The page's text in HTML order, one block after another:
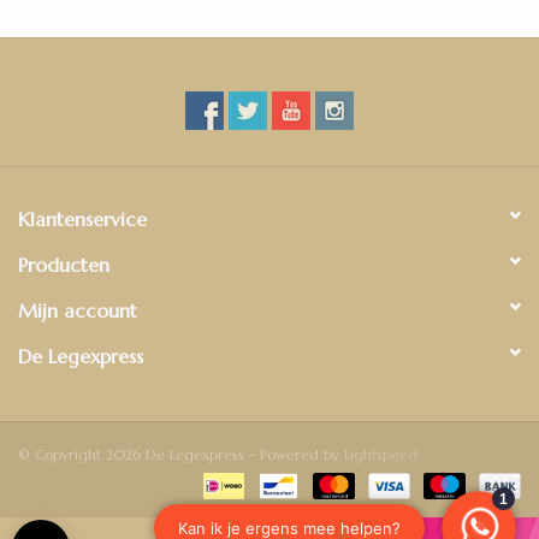
Perfecte match voor ieder interieur
Klantenservice
Producten
Mijn account
De Legexpress
© Copyright 2026 De Legexpress - Powered by Lightspeed